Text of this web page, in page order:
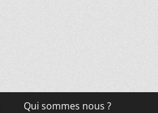
Qui sommes nous ?